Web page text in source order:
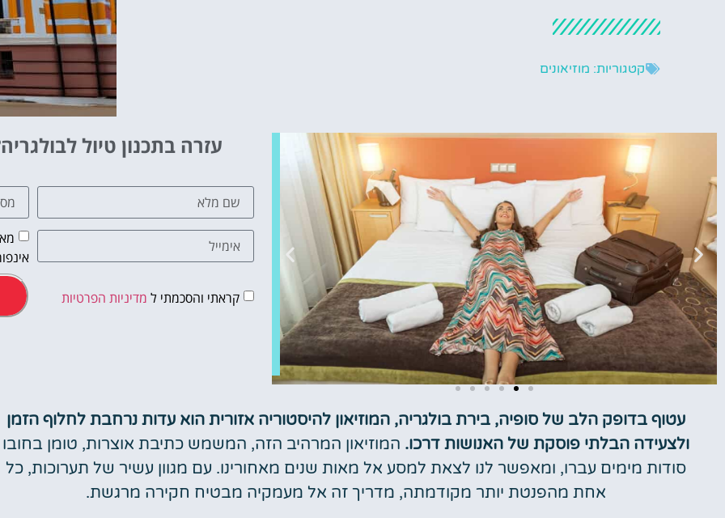
קטגוריות: מוזיאונים
טיסות
טיסה זולה?
אטרקציות
וסיורים
עזרה בתכנון טיול
קראתי והסכמתי ל מדיניות הפרטיות
עטוף בדופק הלב של סופיה, בירת בולגריה, המוזיאון להיסטוריה אזורית הוא עדות נרחבת לחלוף הזמן
ולצעידה הבלתי פוסקת של האנושות דרכו. המוזיאון המרהיב הזה, המשמש כתיבת אוצרות, טומן בחובו
סודות מימים עברו, ומאפשר לנו לצאת למסע אל מאות שנים מאחורינו. עם מגוון עשיר של תערוכות, כל
אחת מהפנטת יותר מקודמתה, מדריך זה אל מעמקיה מבטיח חקירה מרגשת.